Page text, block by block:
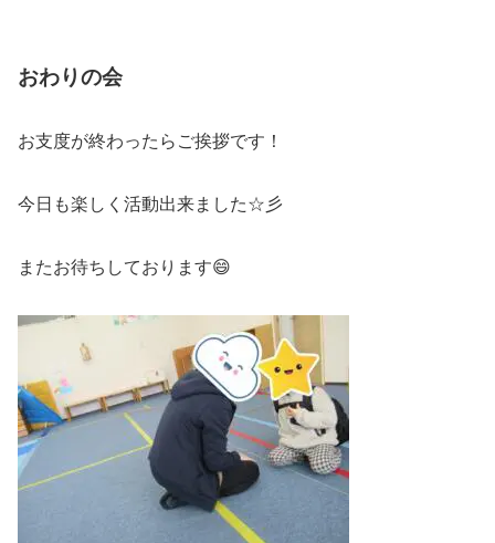
おわりの会
お支度が終わったらご挨拶です！
今日も楽しく活動出来ました☆彡
またお待ちしております😄